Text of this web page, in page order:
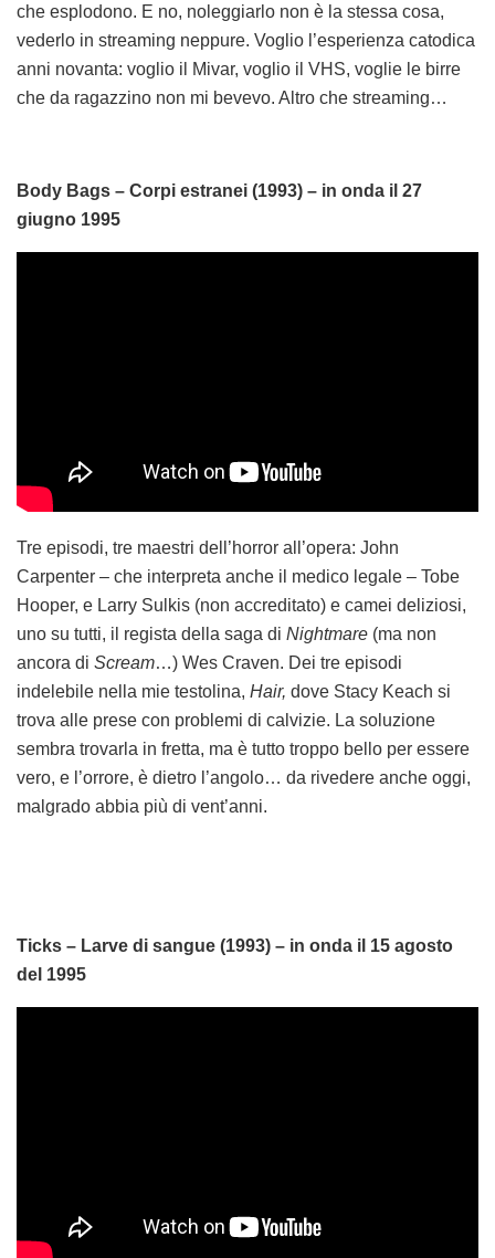
che esplodono. E no, noleggiarlo non è la stessa cosa,
vederlo in streaming neppure. Voglio l’esperienza catodica
anni novanta: voglio il Mivar, voglio il VHS, voglie le birre
che da ragazzino non mi bevevo. Altro che streaming…
Body Bags – Corpi estranei (1993) – in onda il 27
giugno 1995
Tre episodi, tre maestri dell’horror all’opera: John
Carpenter – che interpreta anche il medico legale – Tobe
Hooper, e Larry Sulkis (non accreditato) e camei deliziosi,
uno su tutti, il regista della saga di Nightmare (ma non
ancora di Scream…) Wes Craven. Dei tre episodi
indelebile nella mie testolina, Hair, dove Stacy Keach si
trova alle prese con problemi di calvizie. La soluzione
sembra trovarla in fretta, ma è tutto troppo bello per essere
vero, e l’orrore, è dietro l’angolo… da rivedere anche oggi,
malgrado abbia più di vent’anni.
Ticks – Larve di sangue (1993) – in onda il 15 agosto
del 1995